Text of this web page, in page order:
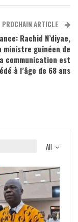
PROCHAIN ARTICLE
Rachid N’diyae,
ministre guinéen de
communication est
à l’âge de 68 ans
All